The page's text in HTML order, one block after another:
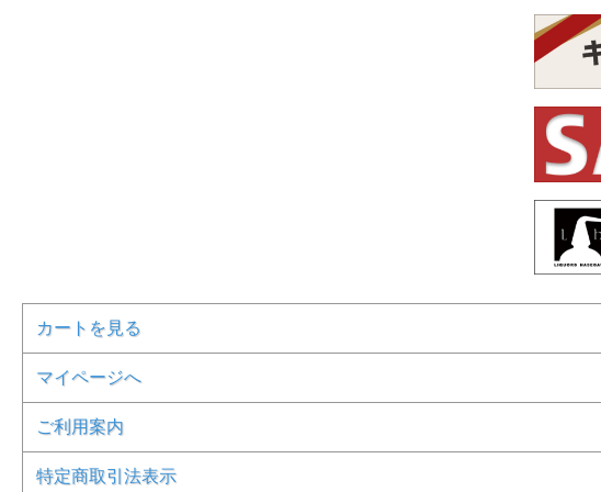
カートを見る
マイページへ
ご利用案内
特定商取引法表示